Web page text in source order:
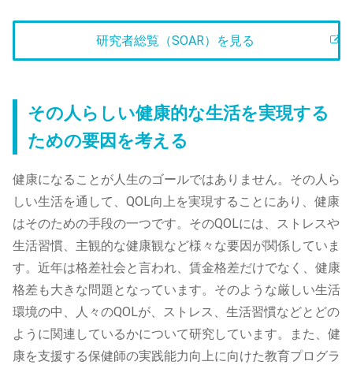
研究者総覧（SOAR）を見る
その人らしい健康的な生活を実現する
ための要因を考える
健康になることが人生のゴールではありません。その人ら
しい生活を通して、QOL向上を実現することにあり、健康
はそのための手段の一つです。そのQOLには、ストレスや
生活習慣、主観的な健康観など様々な要因が関係していま
す。近年は格差社会と言われ、賃金格差だけでなく、健康
格差も大きな問題となっています。そのような厳しい生活
環境の中、人々のQOLが、ストレス、生活習慣などとどの
ように関連しているかについて研究しています。また、健
康を支援する保健師の実践能力向上に向けた教育プログラ